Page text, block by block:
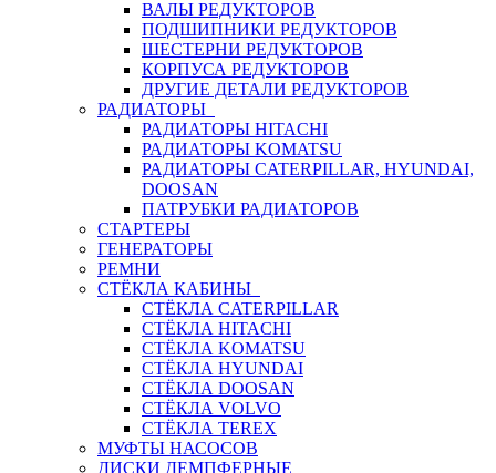
ВАЛЫ РЕДУКТОРОВ
ПОДШИПНИКИ РЕДУКТОРОВ
ШЕСТЕРНИ РЕДУКТОРОВ
КОРПУСА РЕДУКТОРОВ
ДРУГИЕ ДЕТАЛИ РЕДУКТОРОВ
РАДИАТОРЫ
РАДИАТОРЫ HITACHI
РАДИАТОРЫ KOMATSU
РАДИАТОРЫ CATERPILLAR, HYUNDAI,
DOOSAN
ПАТРУБКИ РАДИАТОРОВ
СТАРТЕРЫ
ГЕНЕРАТОРЫ
РЕМНИ
СТЁКЛА КАБИНЫ
СТЁКЛА CATERPILLAR
СТЁКЛА HITACHI
СТЁКЛА KOMATSU
СТЁКЛА HYUNDAI
СТЁКЛА DOOSAN
СТЁКЛА VOLVO
СТЁКЛА TEREX
МУФТЫ НАСОСОВ
ДИСКИ ДЕМПФЕРНЫЕ